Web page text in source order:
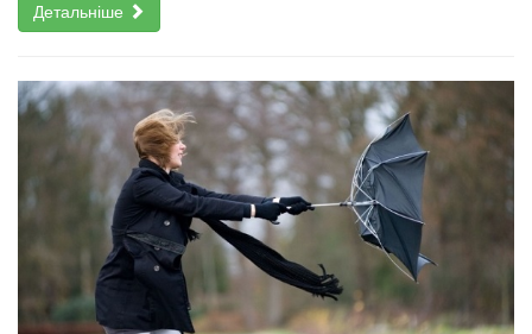
Детальніше